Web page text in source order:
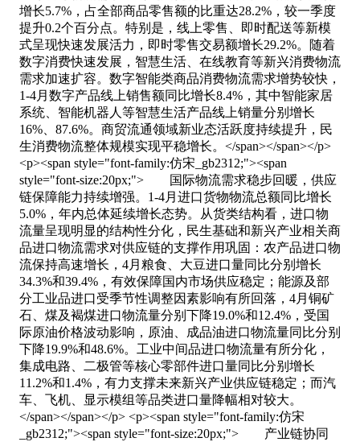
增长5.7%，占全部商品零售额的比重达28.2%，较一季度
提升0.2个百分点。特别是，线上零售、即时配送等新模
式呈现快速发展活力，即时零售交易额增长29.2%。随着
数字消费快速发展，智慧生活、在线教育等新兴消费物流
需求加速扩容。数字智能类商品消费物流需求增势较快，
1-4月数字产品线上销售额同比增长8.4%，其中智能家居
系统、智能机器人等智慧生活产品线上销量分别增长
16%、87.6%。商贸流通领域新业态活跃度持续提升，民
生消费物流整体规模实现平稳增长。</span></span></p>
<p><span style="font-family:仿宋_gb2312;"><span
style="font-size:20px;"> 国际物流需求稳步回暖，供应
链保障能力持续增强。1-4月进口货物物流总额同比增长
5.0%，年内总体延续增长态势。从货类结构看，进口物
流量呈现明显的结构性分化，民生基础和新兴产业相关商
品进口物流需求对供应链的支撑作用巩固：农产品进口物
流保持高速增长，4月粮食、大豆进口量同比分别增长
34.3%和39.4%，有效保障国内市场供应稳定；能源及部
分工业品进口受季节性调整因素影响有所回落，4月铜矿
石、煤及褐煤进口物流量分别下降19.0%和12.4%，受国
际原油价格波动影响，原油、成品油进口物流量同比分别
下降19.9%和48.6%。工业中间品进口物流量有所分化，
集成电路、二极管等核心零部件进口量同比分别增长
11.2%和1.4%，有力支撑未来新兴产业供应链稳定；而汽
车、飞机、显示模组等品类进口量降幅相对较大。
</span></span></p> <p><span style="font-family:仿宋
_gb2312;"><span style="font-size:20px;"> 产业链协同